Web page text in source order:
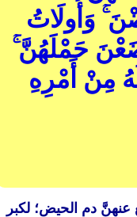
وَأُولَاتُ
حَمْلَهُنَّ
مِنْ أَمْرِهِ
عنهنَّ دم الحيض؛ لكبر